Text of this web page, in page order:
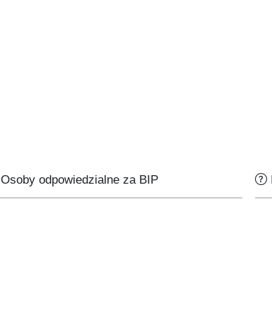
Osoby odpowiedzialne za BIP